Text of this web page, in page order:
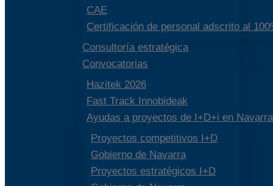
CAE
Certificación de personal adscrito al
Consultoría estratégica
Convocatorias
Hazitek 2026
Fast Track Innobideak
Ayudas a proyectos de I+D+i en Navarra
Proyectos competitivos I+D
Gobierno de Navarra
Proyectos estratégicos I+D